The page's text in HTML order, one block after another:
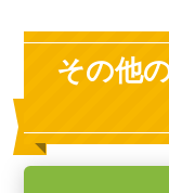
その他